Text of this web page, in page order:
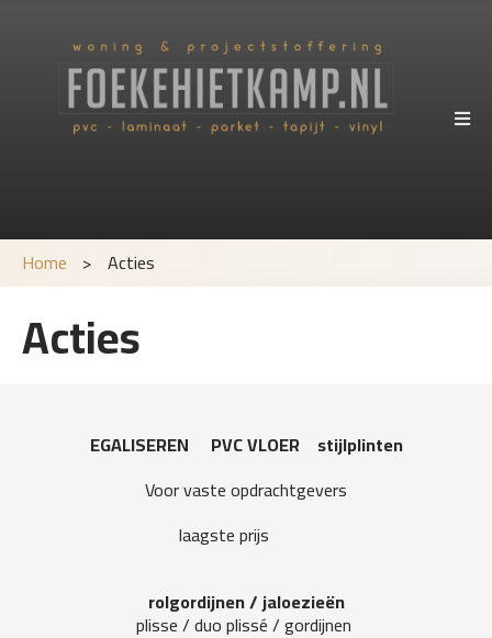
Home > Acties
Acties
EGALISEREN PVC VLOER stijlplinten
Voor vaste opdrachtgevers
laagste prijs
rolgordijnen / jaloezieën
plisse / duo plissé / gordijnen